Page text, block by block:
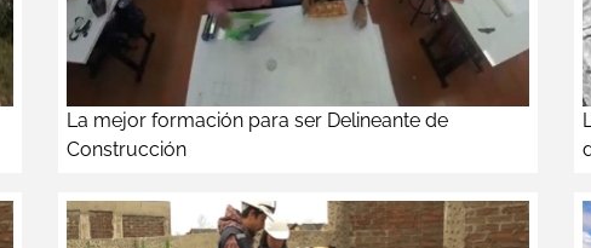
La mejor formación para ser Delineante de
Construcción